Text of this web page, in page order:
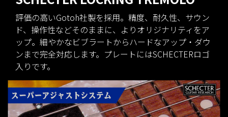
評価の高いGotoh社製を採用。精度、耐久性、サウン
ド、操作性などそのままに、よりオリジナリティをア
ップ。細やかなビブラートからハードなアップ・ダウ
ンまで完全対応します。プレートにはSCHECTERロゴ
入りです。